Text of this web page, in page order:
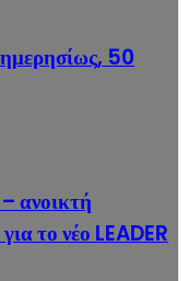
50
ανοικτή
το νέο LEADER